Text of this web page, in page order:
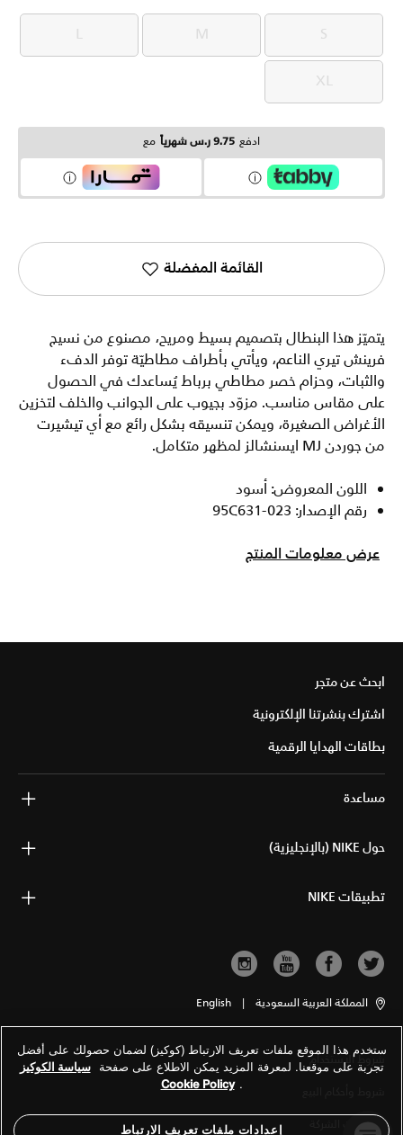
S
S
M
M
L
L
XL
XL
ادفع 9.75 ر.س شهرياً مع
القائمة المفضلة
يتميّز هذا البنطال بتصميم بسيط ومريح، مصنوع من نسيج
فرينش تيري الناعم، ويأتي بأطراف مطاطيّة توفر الدفء
والثبات، وحزام خصر مطاطي برباط يُساعدك في الحصول
على مقاس مناسب. مزوّد بجيوب على الجوانب والخلف لتخزين
الأغراض الصغيرة، ويمكن تنسيقه بشكل رائع مع أي تيشيرت
من جوردن MJ ايسنشالز لمظهر متكامل.
اللون المعروض: أسود
رقم الإصدار: 95C631-023
عرض معلومات المنتج
ابحث عن متجر
اشترك بنشرتنا الإلكترونية
بطاقات الهدايا الرقمية
مساعدة
حول NIKE (بالإنجليزية)
تطبيقات NIKE
المملكة العربية السعودية |
English
شروط الاستخدام
معلومات الشركة
ستخدم هذا الموقع ملفات تعريف الارتباط (كوكيز) لضمان حصولك على أفضل
تجربة على موقعنا. لمعرفة المزيد يمكن الاطلاع على صفحة سياسة الكوكيز
.
Cookie Policy
إعدادات ملفات تعريف الارتباط